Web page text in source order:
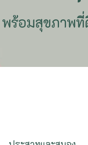
พร้อมสุขภาพที่